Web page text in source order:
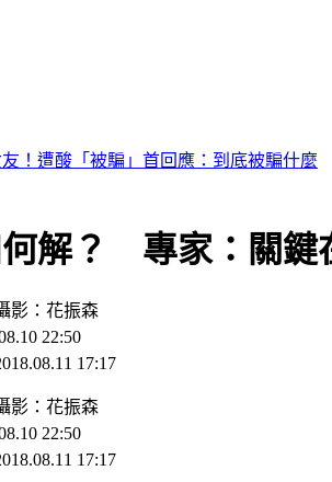
！遭酸「被騙」首回應：到底被騙什麼
解？ 專家：關鍵
影：花振森
22:50
17:17
影 ： 花振森
22:50
17:17